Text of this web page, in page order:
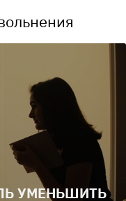
УМЕНЬШИТЬ